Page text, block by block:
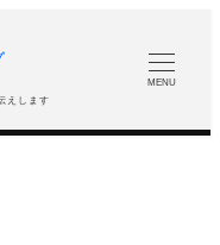
えします
MENU